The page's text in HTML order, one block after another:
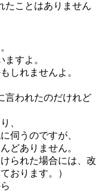
たことはありません
すよ。
しれませんよ。
言われたのだけれど
、
伺うのですが、
どありません。
られた場合には、改
おります。）